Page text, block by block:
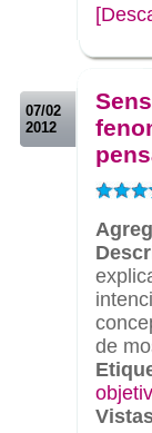
07/02
2012
de